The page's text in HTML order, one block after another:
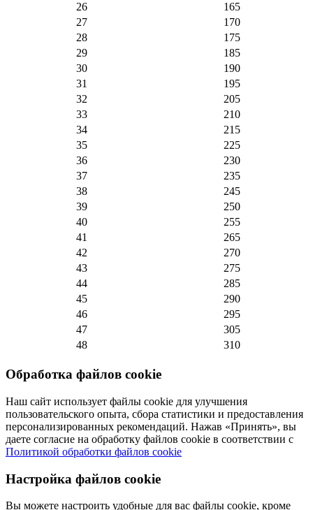
26
165
27
170
28
175
29
185
30
190
31
195
32
205
33
210
34
215
35
225
36
230
37
235
38
245
39
250
40
255
41
265
42
270
43
275
44
285
45
290
46
295
47
305
48
310
Обработка файлов cookie
Наш сайт использует файлы cookie для улучшения
пользовательского опыта, сбора статистики и предоставления
персонализированных рекомендаций. Нажав «Принять», вы
даете согласие на обработку файлов cookie в соответствии с
Политикой обработки файлов cookie
Настройка файлов cookie
Вы можете настроить удобные для вас файлы cookie, кроме